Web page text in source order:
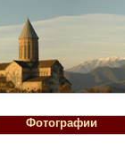
Фотографии